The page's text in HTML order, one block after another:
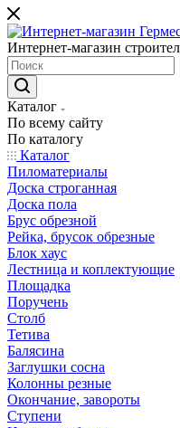
Интернет-магазин
Каталог
По всему сайту
По каталогу
Каталог
Пиломатериалы
Доска строганная
Доска пола
Брус обрезной
Рейка, брусок обрезные
Блок хаус
Лестница и коплектующие
Площадка
Поручень
Столб
Тетива
Балясина
Заглушки сосна
Колонны резные
Окончание, завороты
Ступени